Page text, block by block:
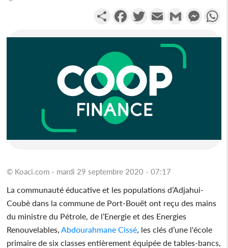
PartagerFacebookTwitterEmail Gmail
© Koaci.com - mardi 29 septembre 2020 - 07:17
La communauté éducative et les populations d’Adjahui-
Coubè dans la commune de Port-Bouët ont reçu des mains
du ministre du Pétrole, de l’Energie et des Energies
Renouvelables, Abdourahmane Cissé , les clés d’une l'école
primaire de six classes entièrement équipée de tables-bancs,